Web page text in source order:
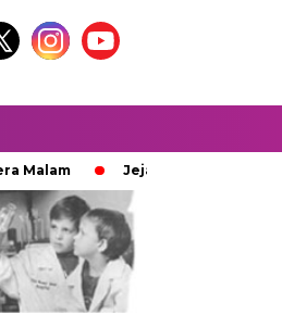
Jejak 100 Hari Pemburu Kayu